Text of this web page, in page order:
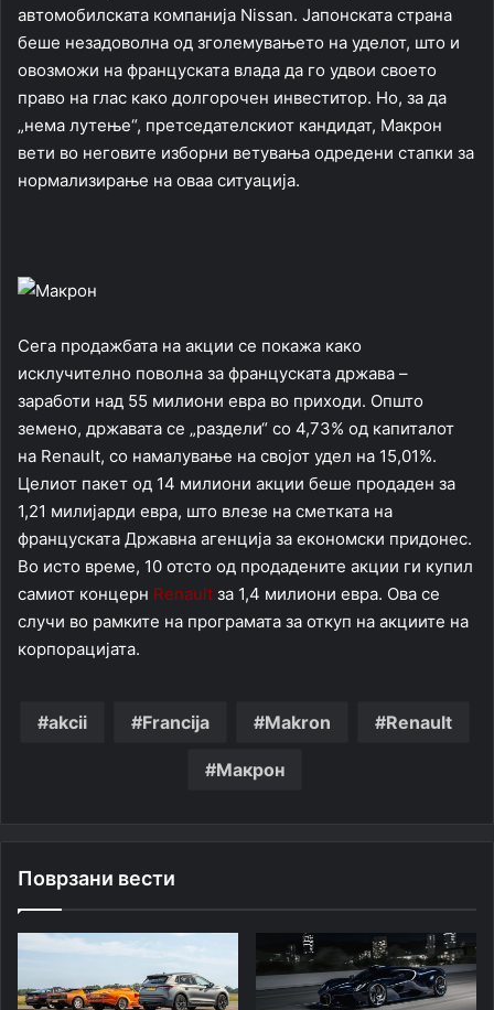
автомобилската компанија Nissan. Јапонската страна
беше незадоволна од зголемувањето на уделот, што и
овозможи на француската влада да го удвои своето
право на глас како долгорочен инвеститор. Но, за да
„нема лутење“, претседателскиот кандидат, Макрон
вети во неговите изборни ветувања одредени стапки за
нормализирање на оваа ситуација.
Сега продажбата на акции се покажа како
исклучително поволна за француската држава –
заработи над 55 милиони евра во приходи. Општо
земено, државата се „раздели“ со 4,73% од капиталот
на Renault, со намалување на својот удел на 15,01%.
Целиот пакет од 14 милиони акции беше продаден за
1,21 милијарди евра, што влезе на сметката на
француската Државна агенција за економски придонес.
Во исто време, 10 отсто од продадените акции ги купил
самиот концерн Renault за 1,4 милиони евра. Ова се
случи во рамките на програмата за откуп на акциите на
корпорацијата.
akcii Francija Makron Renault
Макрон
Поврзани вести